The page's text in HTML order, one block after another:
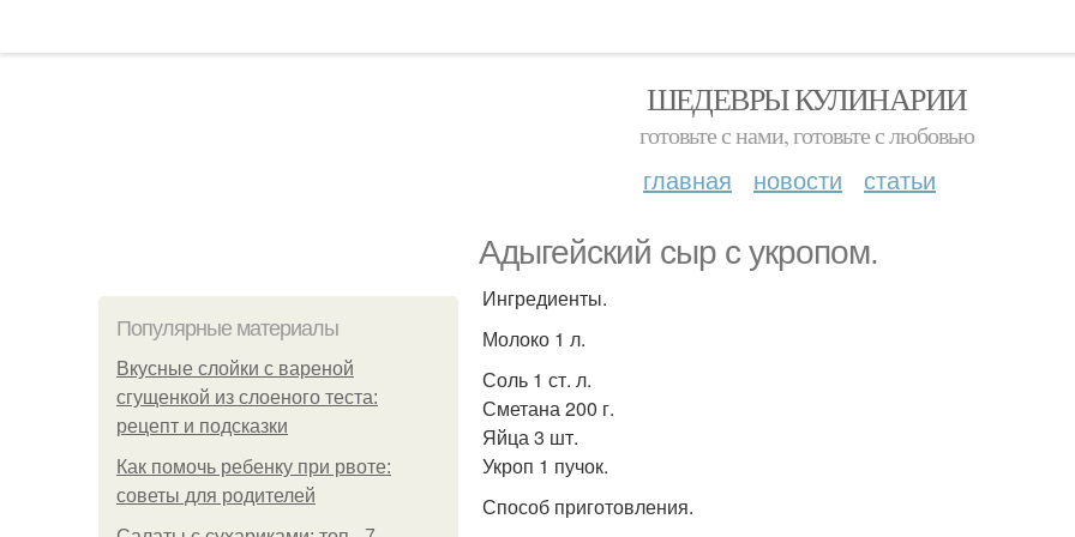
ШЕДЕВРЫ КУЛИНАРИИ
готовьте с нами, готовьте с любовью
главная новости статьи
Адыгейский сыр с укропом.
Популярные материалы
Вкусные слойки с вареной
сгущенкой из слоеного теста:
рецепт и подсказки
Как помочь ребенку при рвоте:
советы для родителей
Ингредиенты.
Молоко 1 л.
Соль 1 ст. л.
Сметана 200 г.
Яйца 3 шт.
Укроп 1 пучок.
Способ приготовления.